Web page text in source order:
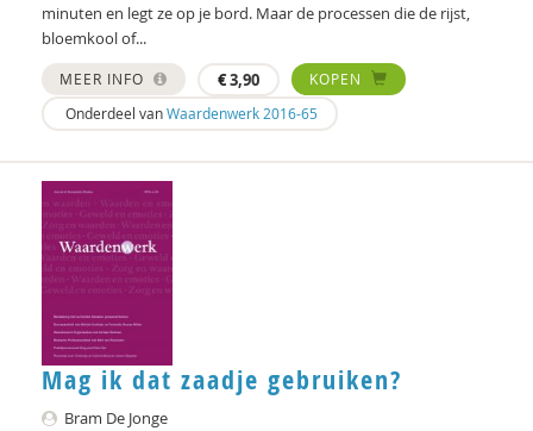
minuten en legt ze op je bord. Maar de processen die de rijst,
bloemkool of...
MEER INFO €3,90
KOPEN
Onderdeel vanWaardenwerk 2016-65
Mag ik dat zaadje gebruiken?
Bram De Jonge